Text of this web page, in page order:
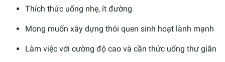
Thích thức uống nhẹ, ít đường
Mong muốn xây dựng thói quen sinh hoạt lành mạnh
Làm việc với cường độ cao và cần thức uống thư giãn